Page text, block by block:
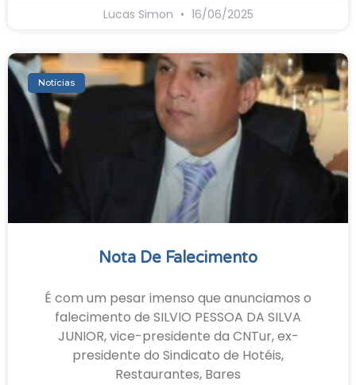
Lucas Simon 16/06/2025
Notícias
Nota De Falecimento
É com um pesar imenso que anunciamos o
falecimento de SILVIO PESSOA DA SILVA
JUNIOR, vice-presidente da CNTur, ex-
presidente do Sindicato de Hotéis,
Restaurantes, Bares